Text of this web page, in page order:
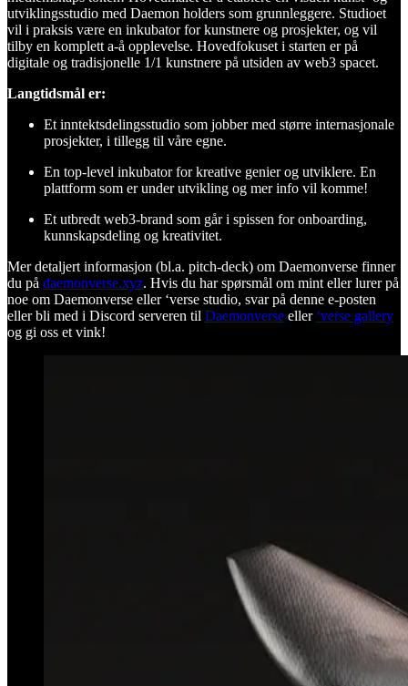
utviklingsstudio med Daemon holders som grunnleggere. Studioet
vil i praksis være en inkubator for kunstnere og prosjekter, og vil
tilby en komplett a-å opplevelse. Hovedfokuset i starten er på
digitale og tradisjonelle 1/1 kunstnere på utsiden av web3 spacet.
Langtidsmål er:
Et inntektsdelingsstudio som jobber med større internasjonale
prosjekter, i tillegg til våre egne.
En top-level inkubator for kreative genier og utviklere. En
plattform som er under utvikling og mer info vil komme!
Et utbredt web3-brand som går i spissen for onboarding,
kunnskapsdeling og kreativitet.
Mer detaljert informasjon (bl.a. pitch-deck) om Daemonverse finner
du på daemonverse.xyz. Hvis du har spørsmål om mint eller lurer på
noe om Daemonverse eller ‘verse studio, svar på denne e-posten
eller bli med i Discord serveren til Daemonverse eller ‘verse gallery
og gi oss et vink!